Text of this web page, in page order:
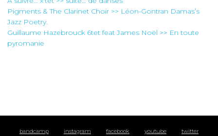
Pigments & The Clarinet Choir >> Léon-Gontran Damas’s
Jazz Poetry.
Guillaume Hazebrouck 6tet feat James Noël >> En toute
pyromanie
bandcamp instagram facebook youtube twitter